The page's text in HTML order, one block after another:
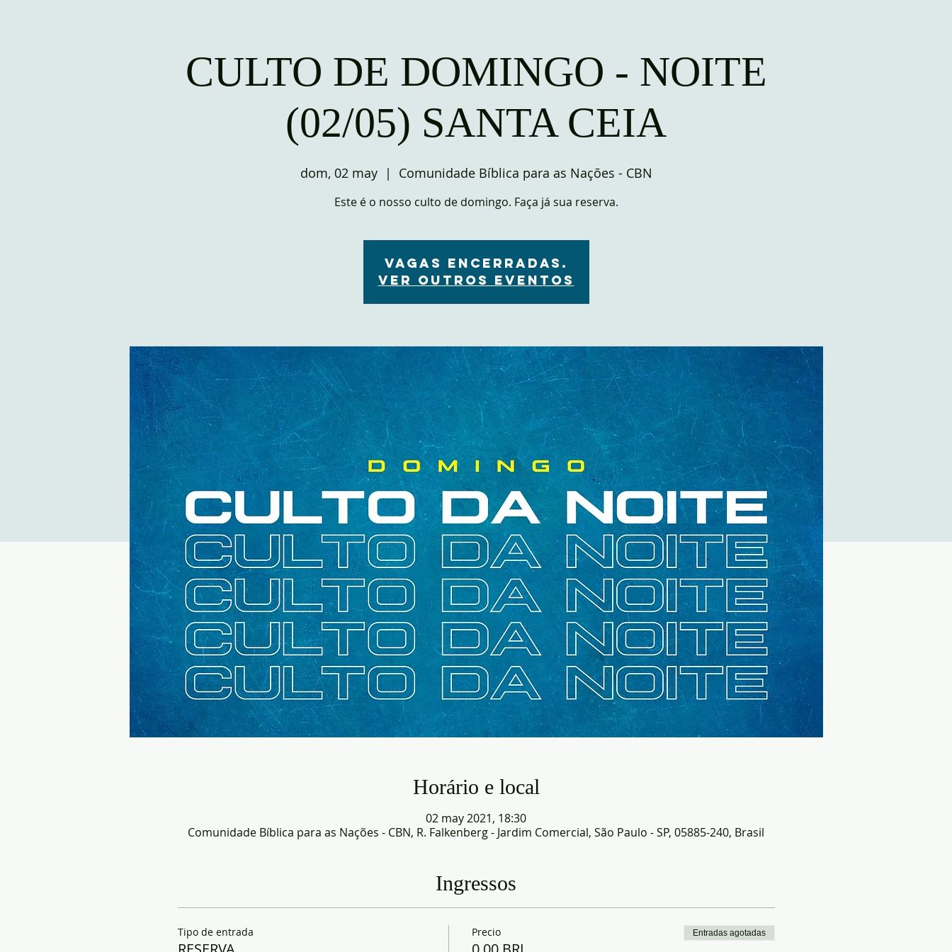
CULTO DE DOMINGO - NOITE
(02/05) SANTA CEIA
dom, 02 may
  |
Comunidade Bíblica para as Nações - CBN
Este é o nosso culto de domingo. Faça já sua reserva.
VAGAS ENCERRADAS.
Ver outros eventos
Horário e local
02 may 2021, 18:30
Comunidade Bíblica para as Nações - CBN, R. Falkenberg - Jardim Comercial, São Paulo - SP, 05885-240, Brasil
Ingressos
Tipo de entrada Precio Entradas agotadas